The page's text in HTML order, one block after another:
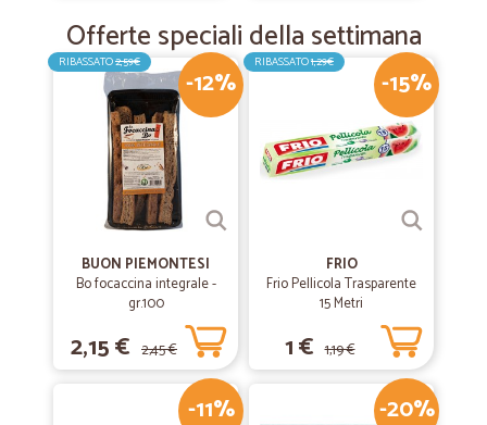
Offerte speciali della settimana
-12%
RIBASSATO2,59€
BUON PIEMONTESI
Bo focaccina integrale -
gr.100
2,15 € 2,45 €
-15%
RIBASSATO1,29€
FRIO
Frio Pellicola Trasparente
15 Metri
1 € 1,19 €
-11% -20%